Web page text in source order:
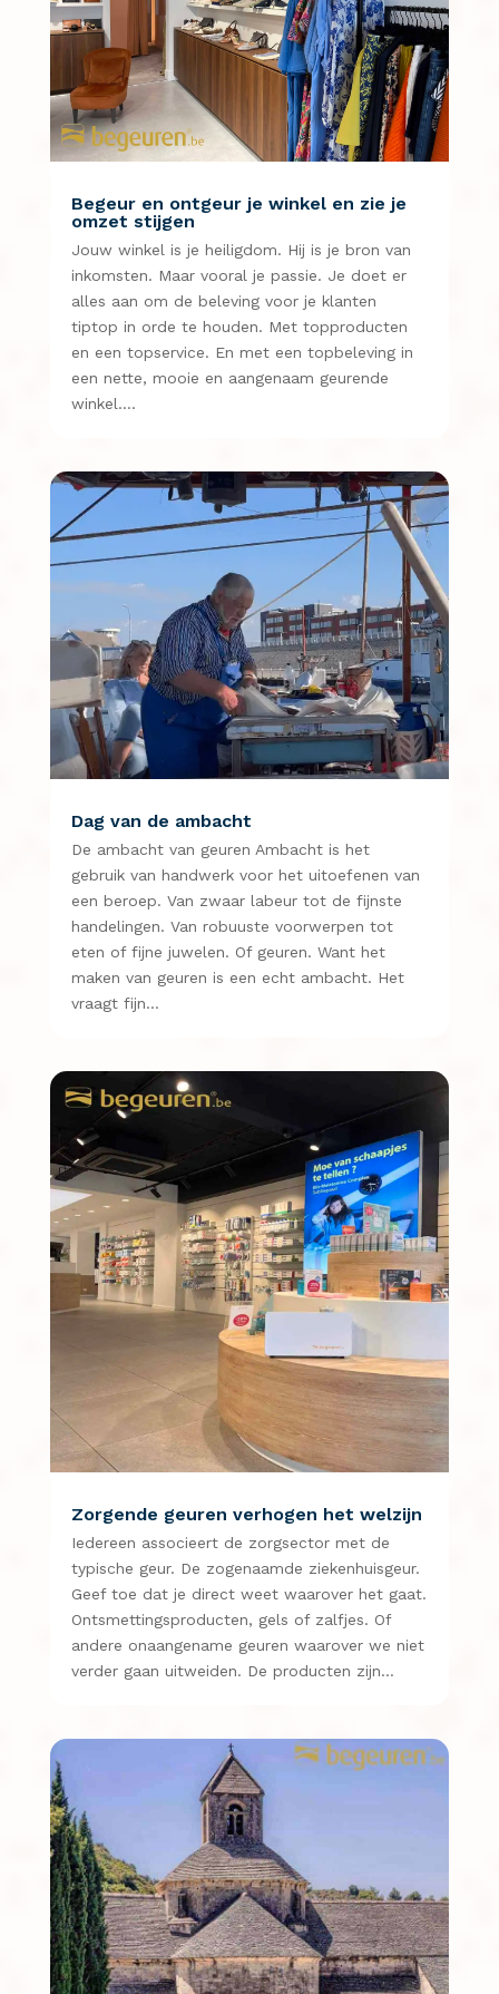
Begeur en ontgeur je winkel en zie je
omzet stijgen
Jouw winkel is je heiligdom. Hij is je bron van
inkomsten. Maar vooral je passie. Je doet er
alles aan om de beleving voor je klanten
tiptop in orde te houden. Met topproducten
en een topservice. En met een topbeleving in
een nette, mooie en aangenaam geurende
winkel….
Dag van de ambacht
De ambacht van geuren Ambacht is het
gebruik van handwerk voor het uitoefenen van
een beroep. Van zwaar labeur tot de fijnste
handelingen. Van robuuste voorwerpen tot
eten of fijne juwelen. Of geuren. Want het
maken van geuren is een echt ambacht. Het
vraagt fijn…
Zorgende geuren verhogen het welzijn
Iedereen associeert de zorgsector met de
typische geur. De zogenaamde ziekenhuisgeur.
Geef toe dat je direct weet waarover het gaat.
Ontsmettingsproducten, gels of zalfjes. Of
andere onaangename geuren waarover we niet
verder gaan uitweiden. De producten zijn…